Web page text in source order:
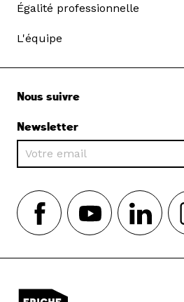
Égalité professionnelle
L'équipe
Nous suivre
Newsletter